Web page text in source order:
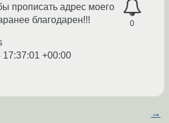
0
прописать адрес моего
благодарен!!!
17:37:01 +00:00
→